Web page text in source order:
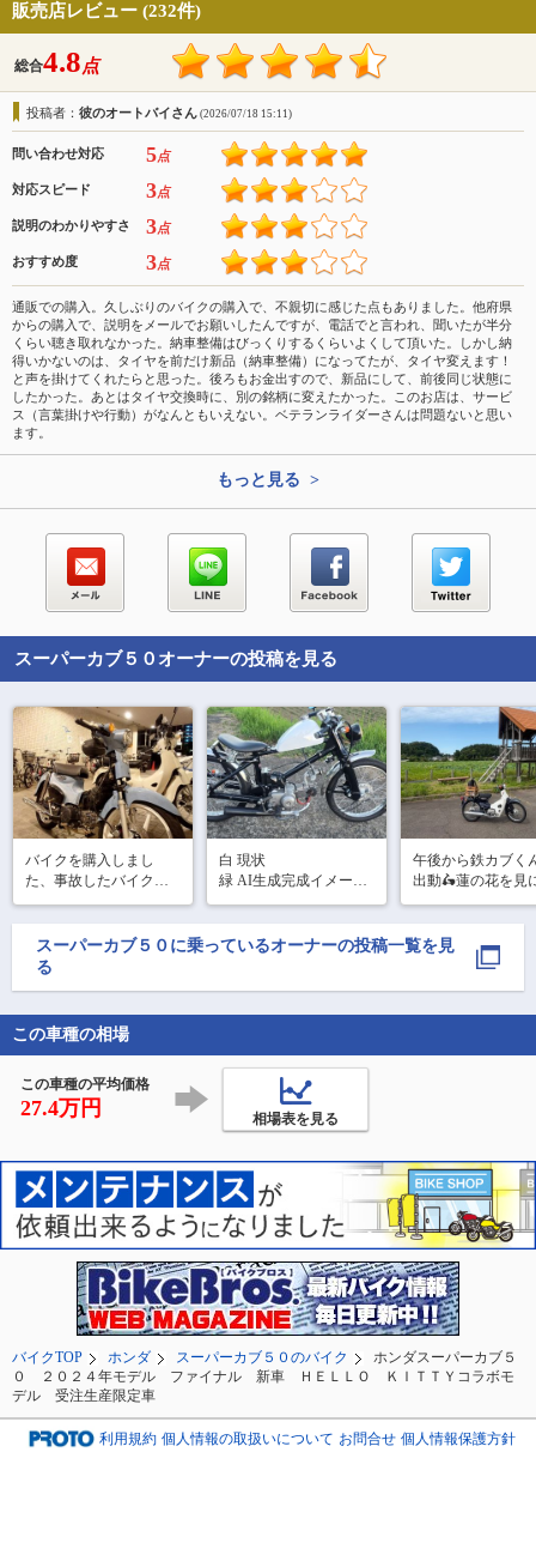
販売店レビュー (232件)
総合4.8点
投稿者： 彼のオートバイさん (2026/07/18 15:11)
問い合わせ対応 5点
対応スピード 3点
説明のわかりやすさ 3点
おすすめ度 3点
通販での購入。久しぶりのバイクの購入で、不親切に感じた点もありました。他府県
からの購入で、説明をメールでお願いしたんですが、電話でと言われ、聞いたが半分
くらい聴き取れなかった。納車整備はびっくりするくらいよくして頂いた。しかし納
得いかないのは、タイヤを前だけ新品（納車整備）になってたが、タイヤ変えます！
と声を掛けてくれたらと思った。後ろもお金出すので、新品にして、前後同じ状態に
したかった。あとはタイヤ交換時に、別の銘柄に変えたかった。このお店は、サービ
ス（言葉掛けや行動）がなんともいえない。ベテランライダーさんは問題ないと思い
ます。
もっと見る >
スーパーカブ５０ オーナーの投稿を見る
バイクを購入しまし
た、事故したバイクな
んだから色々な修理を
しなきゃだな。。。一
応ここまでが出来て感
謝します。
白 現状
緑 AI生成完成イメージ
完成までいつまでかか
るのか…完成したらカ
ブミーティング行って
午後から鉄カブく
出動🛵蓮の花を見
きましたが、あま
いてない💦そこに
散歩をしているお
ゃんが「見頃は朝
スーパーカブ５０ に乗っているオーナーの投稿一覧を見
る
この車種の相場
この車種の平均価格
27.4万円 相場表を見る
バイクTOP ホンダ スーパーカブ５０のバイク
ホンダスーパーカブ５
０ ２０２４年モデル ファイナル 新車 ＨＥＬＬＯ ＫＩＴＴＹコラボモ
デル 受注生産限定車
利用規約 個人情報の取扱いについて お問合せ 個人情報保護方針